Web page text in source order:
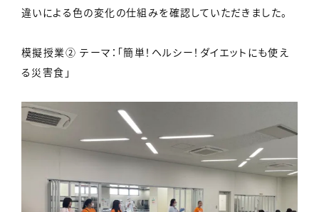
違いによる色の変化の仕組みを確認していただきました。
模擬授業② テーマ：「簡単！ヘルシー！ダイエットにも使え
る災害食」